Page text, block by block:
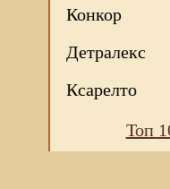
Конкор
Детралекс
Ксарелто
Топ
веб-сайта.
обработки